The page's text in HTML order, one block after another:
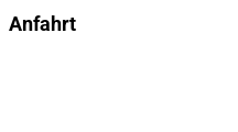
Anfahrt